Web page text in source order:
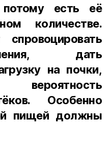
потому есть её
количестве.
дать
на почки,
Особенно
пищей должны